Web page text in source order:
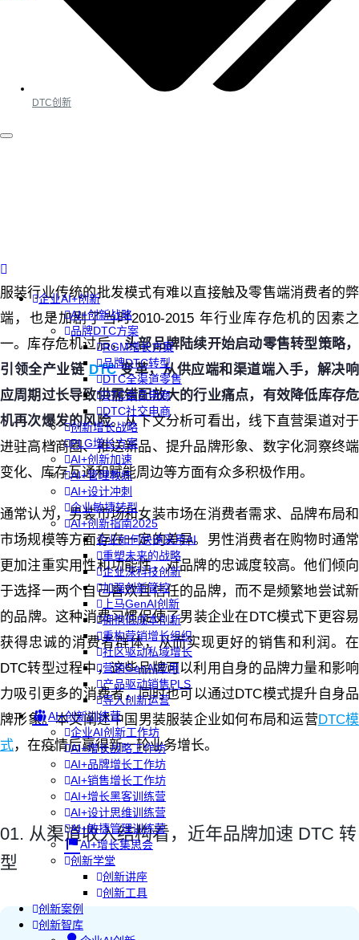
企业AI+创新
AI+创新战略
品牌DTC方案
RGM增长方案
品牌DTC转型
DTC全渠道零售
DTC会员电商
DTC社交电商
创新增长战略
PLG增长方案
AI+创新加速
AI+管理教练
AI+设计冲刺
企业敏捷转型
AI+创新指南2025
企业如何快速采用AI
重塑未来的战略
企业深科技创新
加强创新管控
上马GenAI创新
拥抱低成本创新
重构营销增长组织
社区驱动私域增长
营销GenAI应用
产品驱动销售PLS
导入创新运营
AI+创新训练营
企业AI创新工作坊
AI+增长战略工作坊
AI+品牌增长工作坊
AI+销售增长工作坊
AI+增长黑客训练营
AI+设计思维训练营
AI+敏捷管理训练营
AI+增长集思会
创新学堂
创新讲座
创新工具
创新案例
创新智库
DTC创新
服装行业传统的批发模式有难以直接触及零售端消费者的弊
端，也是加剧了当时2010-2015 年行业库存危机的因素之
一。库存危机过后，头部品牌陆续开始启动零售转型策略，
引领全产业链DTC变革，从供应端和渠道端入手，解决响
应周期过长导致供需错配放大的行业痛点，有效降低库存危
机再次爆发的风险。从下文分析可看出，线下直营渠道对于
进驻高档商圈、推送新品、提升品牌形象、数字化洞察终端
变化、库存互通和赋能周边等方面有众多积极作用。
通常认为，男装市场和女装市场在消费者需求、品牌布局和
市场规模等方面存在一定的差异。男性消费者在购物时通常
更加注重实用性和功能性，对品牌的忠诚度较高。他们倾向
于选择一两个自己喜欢且信任的品牌，而不是频繁地尝试新
的品牌。这种消费习惯促使了男装企业在DTC模式下更容易
获得忠诚的消费者群体，从而实现更好的销售和利润。在
DTC转型过程中，这些品牌可以利用自身的品牌力量和影响
力吸引更多的消费者，同时也可以通过DTC模式提升自身品
牌形象。本文阐述中国男装服装企业如何布局和运营DTC模
式，在疫情后赢得新一轮业务增长。
01. 从渠道收入结构看，近年品牌加速 DTC 转
型